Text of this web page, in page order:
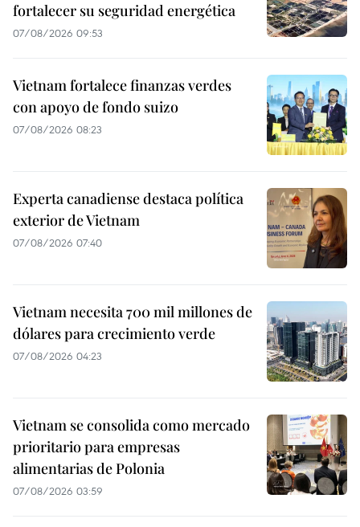
fortalecer su seguridad energética
07/08/2026 09:53
Vietnam fortalece finanzas verdes
con apoyo de fondo suizo
07/08/2026 08:23
Experta canadiense destaca política
exterior de Vietnam
07/08/2026 07:40
Vietnam necesita 700 mil millones de
dólares para crecimiento verde
07/08/2026 04:23
Vietnam se consolida como mercado
prioritario para empresas
alimentarias de Polonia
07/08/2026 03:59